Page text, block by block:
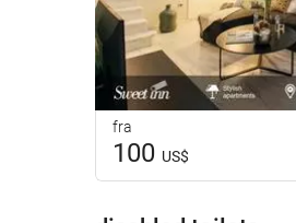
fra
100 US$